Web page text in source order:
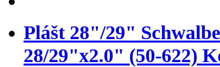
Plášt 28"/29"
28/29"x2.0" (50-622)